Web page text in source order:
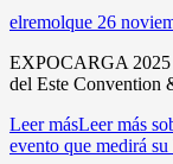
elremolque 26
EXPOCARGA 2025
del Este Convention
Leer másLeer más
evento que medirá